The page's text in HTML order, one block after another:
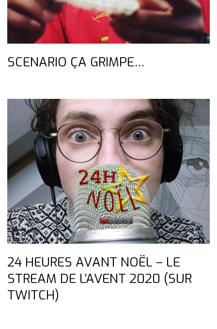
SCENARIO ÇA GRIMPE…
24 HEURES AVANT NOËL – LE
STREAM DE L’AVENT 2020 (SUR
TWITCH)